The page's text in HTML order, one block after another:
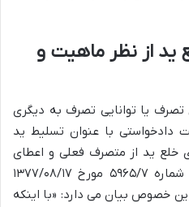
ید از نظر ماهیت و
یا توانایی تصرف به دیگری
دادخواستی با عنوان تسلیط ید
ید از متصرف فعلی و اعطای
تصرف به خواهان است. نظریه شماره ۵۹۶۵/۷ مورخ ۱۳۷۷/۰۸/۱۷
خصوص بیان می دارد: «با اینکه